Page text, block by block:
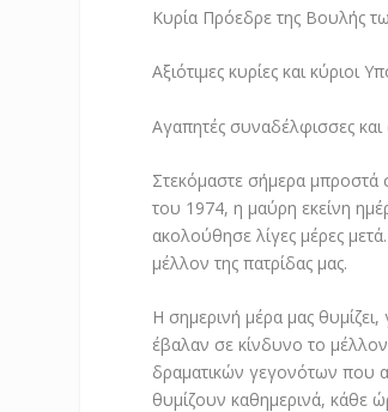
Κυρία Πρόεδρε της Βουλής
Αξιότιμες κυρίες και κύριοι
Αγαπητές συναδέλφισσες
Στεκόμαστε σήμερα μπροστά
του 1974, η μαύρη εκείνη
ακολούθησε λίγες μέρες
μέλλον της πατρίδας μας.
Η σημερινή μέρα μας
έβαλαν σε κίνδυνο το
δραματικών γεγονότων που
θυμίζουν καθημερινά, κάθε